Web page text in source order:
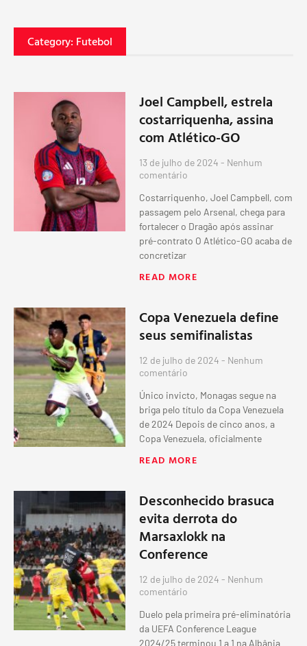
Category: Futebol
Joel Campbell, estrela
costarriquenha, assina
com Atlético-GO
13 de julho de 2024 Nenhum
comentário
Costarriquenho, Joel Campbell, com
passagem pelo Arsenal, chega para
fortalecer o Dragão após assinar
pré-contrato O Atlético-GO acaba de
concretizar
READ MORE
Copa Venezuela define
seus semifinalistas
12 de julho de 2024 Nenhum
comentário
Único invicto, Monagas segue na
briga pelo título da Copa Venezuela
de 2024 Depois de cinco anos, a
Copa Venezuela, oficialmente
READ MORE
Desconhecido brasuca
evita derrota do
Marsaxlokk na
Conference
12 de julho de 2024 Nenhum
comentário
Duelo pela primeira pré-eliminatória
da UEFA Conference League
2024/25 terminou 1 a 1 na Albânia